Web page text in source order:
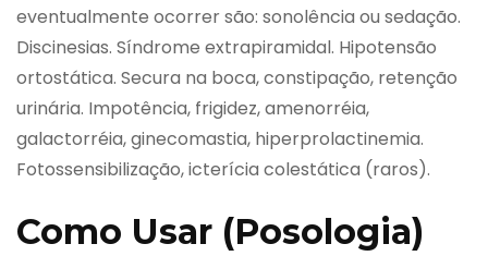
eventualmente ocorrer são: sonolência ou sedação.
Discinesias. Síndrome extrapiramidal. Hipotensão
ortostática. Secura na boca, constipação, retenção
urinária. Impotência, frigidez, amenorréia,
galactorréia, ginecomastia, hiperprolactinemia.
Fotossensibilização, icterícia colestática (raros).
Como Usar (Posologia)